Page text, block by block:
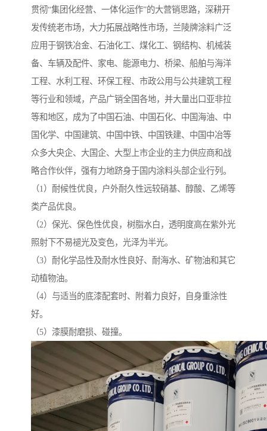
贯彻“集团化经营、一体化运作”的大营销思路，深耕开
发传统老市场，大力拓展战略性市场，兰陵牌涂料广泛
应用于钢铁冶金、石油化工、煤化工、钢结构、机械装
备、车辆及配件、家电、能源电力、桥梁、船舶与海洋
工程、水利工程、环保工程、市政公用与公共建筑工程
等行业和领域，产品广销全国各地，并大量出口亚非拉
等和地区，成为了中国石油、中国石化、中国海油、中
国化学、中国建筑、中国中铁、中国铁建、中国中冶等
众多大央企、大国企、大型上市企业的主力供应商和战
略合作伙伴，强有力地跻身于国内涂料头部企业行列。
（1）耐候性优良，户外耐久性远较硝基、醇酸、乙烯等
类产品优良。
（2）保光、保色性优良，树脂水白，透明度高在紫外光
照射下不易褪光及变色，光泽为半光。
（3）耐化学品性及耐水性良好、耐海水、矿物油和其它
动植物油。
（4）与适当的底漆配套时、附着力良好，自身重涂性
好。
（5）漆膜耐磨损、碰撞。